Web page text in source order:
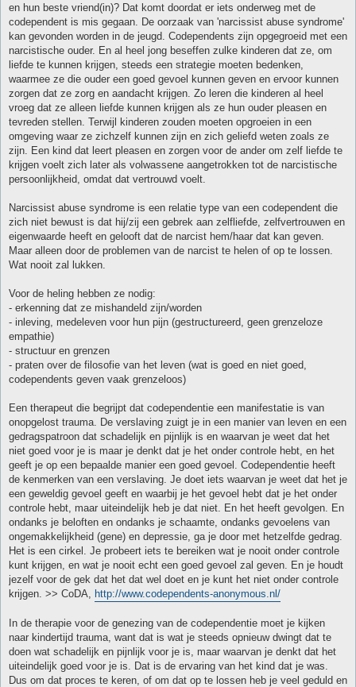
en hun beste vriend(in)? Dat komt doordat er iets onderweg met de
codependent is mis gegaan. De oorzaak van 'narcissist abuse syndrome'
kan gevonden worden in de jeugd. Codependents zijn opgegroeid met een
narcistische ouder. En al heel jong beseffen zulke kinderen dat ze, om
liefde te kunnen krijgen, steeds een strategie moeten bedenken,
waarmee ze die ouder een goed gevoel kunnen geven en ervoor kunnen
zorgen dat ze zorg en aandacht krijgen. Zo leren die kinderen al heel
vroeg dat ze alleen liefde kunnen krijgen als ze hun ouder pleasen en
tevreden stellen. Terwijl kinderen zouden moeten opgroeien in een
omgeving waar ze zichzelf kunnen zijn en zich geliefd weten zoals ze
zijn. Een kind dat leert pleasen en zorgen voor de ander om zelf liefde te
krijgen voelt zich later als volwassene aangetrokken tot de narcistische
persoonlijkheid, omdat dat vertrouwd voelt.
Narcissist abuse syndrome is een relatie type van een codependent die
zich niet bewust is dat hij/zij een gebrek aan zelfliefde, zelfvertrouwen en
eigenwaarde heeft en gelooft dat de narcist hem/haar dat kan geven.
Maar alleen door de problemen van de narcist te helen of op te lossen.
Wat nooit zal lukken.
Voor de heling hebben ze nodig:
- erkenning dat ze mishandeld zijn/worden
- inleving, medeleven voor hun pijn (gestructureerd, geen grenzeloze
empathie)
- structuur en grenzen
- praten over de filosofie van het leven (wat is goed en niet goed,
codependents geven vaak grenzeloos)
Een therapeut die begrijpt dat codependentie een manifestatie is van
onopgelost trauma. De verslaving zuigt je in een manier van leven en een
gedragspatroon dat schadelijk en pijnlijk is en waarvan je weet dat het
niet goed voor je is maar je denkt dat je het onder controle hebt, en het
geeft je op een bepaalde manier een goed gevoel. Codependentie heeft
de kenmerken van een verslaving. Je doet iets waarvan je weet dat het je
een geweldig gevoel geeft en waarbij je het gevoel hebt dat je het onder
controle hebt, maar uiteindelijk heb je dat niet. En het heeft gevolgen. En
ondanks je beloften en ondanks je schaamte, ondanks gevoelens van
ongemakkelijkheid (gene) en depressie, ga je door met hetzelfde gedrag.
Het is een cirkel. Je probeert iets te bereiken wat je nooit onder controle
kunt krijgen, en wat je nooit echt een goed gevoel zal geven. En je houdt
jezelf voor de gek dat het dat wel doet en je kunt het niet onder controle
krijgen. >> CoDA, http://www.codependents-anonymous.nl/
In de therapie voor de genezing van de codependentie moet je kijken
naar kindertijd trauma, want dat is wat je steeds opnieuw dwingt dat te
doen wat schadelijk en pijnlijk voor je is, maar waarvan je denkt dat het
uiteindelijk goed voor je is. Dat is de ervaring van het kind dat je was.
Dus om dat proces te keren, of om dat op te lossen heb je veel geduld en